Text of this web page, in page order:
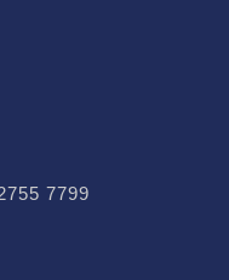
7799